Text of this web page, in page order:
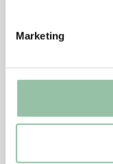
Marketing
protein: 41 g